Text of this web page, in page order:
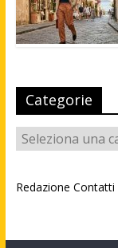
Categorie
Categorie
Redazione Contatti